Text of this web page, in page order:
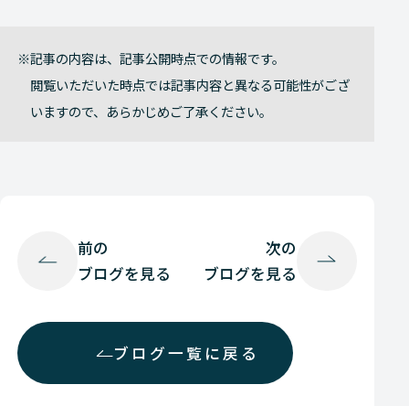
記事の内容は、記事公開時点での情報です。
閲覧いただいた時点では記事内容と異なる可能性がござ
いますので、あらかじめご了承ください。
前の
ブログを見る
ブログ一覧に戻る
次の
ブログを見る